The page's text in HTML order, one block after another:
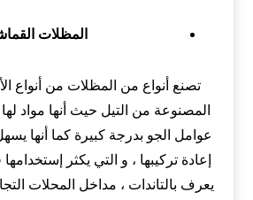
المظلات
تصنع أنواع من المظلات من أنواع
المصنوعة من التيل حيث أنها مواد
عوامل الجو بدرجة كبيرة كما أنها
إعادة تركيبها ، و التي يكثر
يعرف بالتاندات ، مداخل المحلات